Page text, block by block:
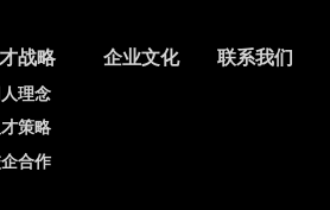
战略
理念
才策略
合作
企业文化 联系我们